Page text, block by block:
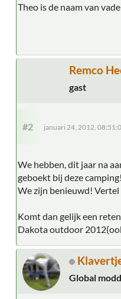
Theo is de naam van
Remco
gast
#2 januari 24, 2012,
We hebben, dit jaar na
geboekt bij deze camping!
We zijn benieuwd!
Komt dan gelijk een
Dakota outdoor
Global